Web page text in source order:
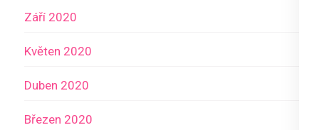
Září 2020
Květen 2020
Duben 2020
Březen 2020